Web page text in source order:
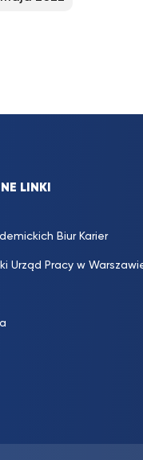
LINKI
Biur Karier
Urząd Pracy w